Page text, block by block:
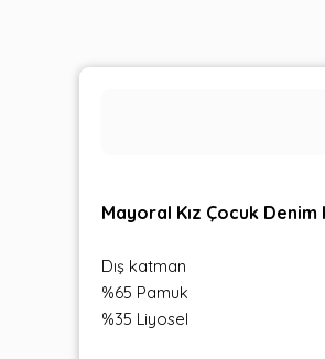
Mayoral Kız Çocuk
Dış katman
%65 Pamuk
%35 Liyosel